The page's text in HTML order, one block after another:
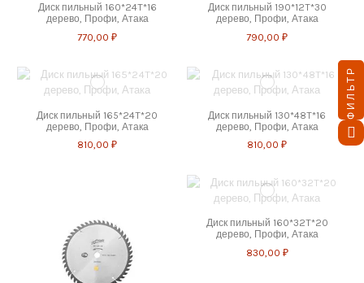
Диск пильный 160*24T*16
дерево, Профи, Атака
770,00 ₽
Диск пильный 190*12T*30
дерево, Профи, Атака
790,00 ₽
Диск пильный 165*24T*20
дерево, Профи, Атака
810,00 ₽
Диск пильный 130*48T*16
дерево, Профи, Атака
810,00 ₽
Диск пильный 160*32T*20
дерево, Профи, Атака
830,00 ₽
ФИЛЬТР